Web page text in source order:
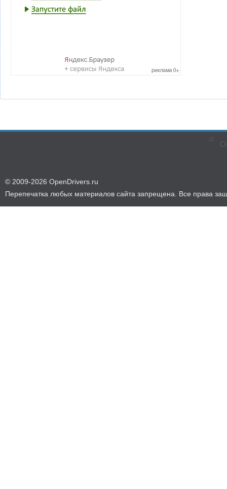
© 2009-2026 OpenDrivers.ru
Перепечатка любых материалов сайта запрещена. Все права